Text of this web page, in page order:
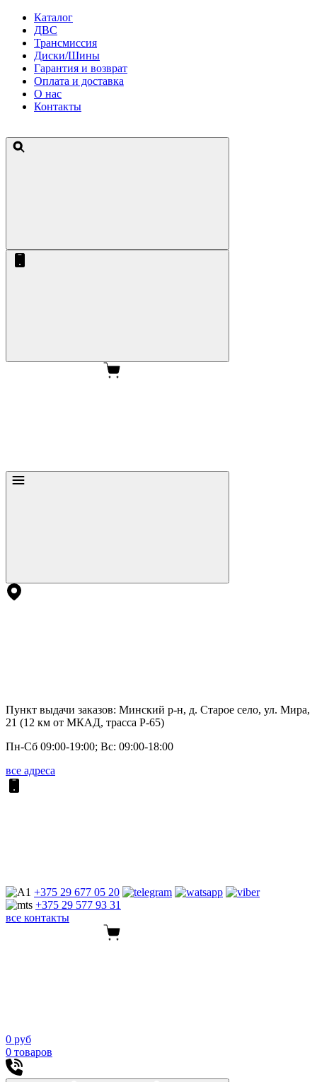
Каталог
ДВС
Трансмиссия
Диски/Шины
Гарантия и возврат
Оплата и доставка
О нас
Контакты
Пункт выдачи заказов: Минский р-н, д. Старое село, ул. Мира,
21 (12 км от МКАД, трасса P-65)
Пн-Сб 09:00-19:00; Вс: 09:00-18:00
все адреса
+375 29 677 05 20
+375 29 577 93 31
все контакты
0 руб
0 товаров